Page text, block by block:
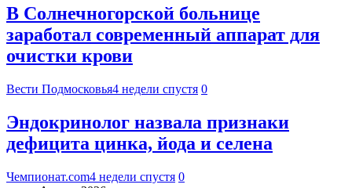
В Солнечногорской больнице
заработал современный аппарат для
очистки крови
Вести Подмосковья4 недели спустя 0
Эндокринолог назвала признаки
дефицита цинка, йода и селена
Чемпионат.com4 недели спустя 0